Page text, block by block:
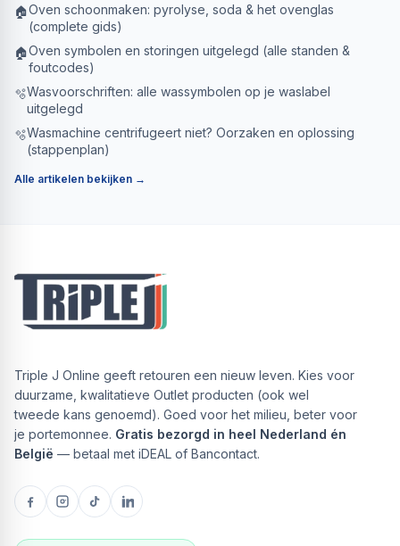
🏠Oven schoonmaken: pyrolyse, soda & het ovenglas
(complete gids)
🏠Oven symbolen en storingen uitgelegd (alle standen &
foutcodes)
🫧Wasvoorschriften: alle wassymbolen op je waslabel
uitgelegd
🫧Wasmachine centrifugeert niet? Oorzaken en oplossing
(stappenplan)
Alle artikelen bekijken →
Triple J Online geeft retouren een nieuw leven. Kies voor
duurzame, kwalitatieve Outlet producten (ook wel
tweede kans genoemd). Goed voor het milieu, beter voor
je portemonnee. Gratis bezorgd in heel Nederland én
België — betaal met iDEAL of Bancontact.